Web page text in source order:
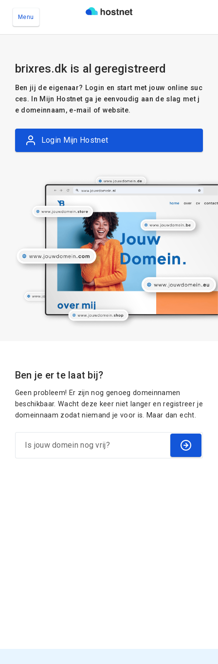
Menu
brixres.dk is al geregistreerd
Ben jij de eigenaar? Login en start met jouw online suc
ces. In Mijn Hostnet ga je eenvoudig aan de slag met j
e domeinnaam, e-mail of website.
Login Mijn Hostnet
Ben je er te laat bij?
Geen probleem! Er zijn nog genoeg domeinnamen
beschikbaar. Wacht deze keer niet langer en registreer je
domeinnaam zodat niemand je voor is. Maar dan echt.